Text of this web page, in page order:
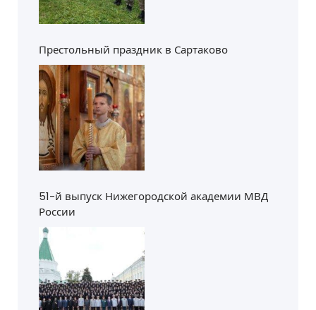
Престольный праздник в Сартаково
51-й выпуск Нижегородской академии МВД
России